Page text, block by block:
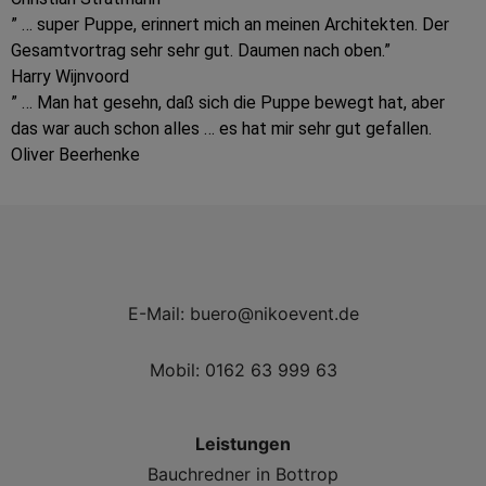
” … super Puppe, erinnert mich an meinen Architekten. Der
Gesamtvortrag sehr sehr gut. Daumen nach oben.”
Harry Wijnvoord
” … Man hat gesehn, daß sich die Puppe bewegt hat, aber
das war auch schon alles … es hat mir sehr gut gefallen.
Oliver Beerhenke
E-Mail: buero@nikoevent.de
Mobil: 0162 63 999 63
Leistungen
Bauchredner in Bottrop